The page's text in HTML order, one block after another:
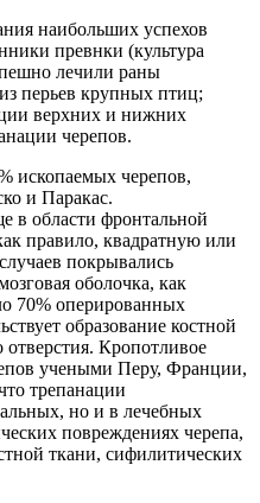
наибольших успехов
превнки (культура
лечили раны
перьев крупных птиц;
верхних и нижних
черепов.
ископаемых черепов,
и Паракас.
в области фронтальной
правило, квадратную или
покрывались
оболочка, как
70% оперированных
образование костной
Кропотливое
учеными Перу, Франции,
трепанации
но и в лечебных
повреждениях черепа,
ткани, сифилитических